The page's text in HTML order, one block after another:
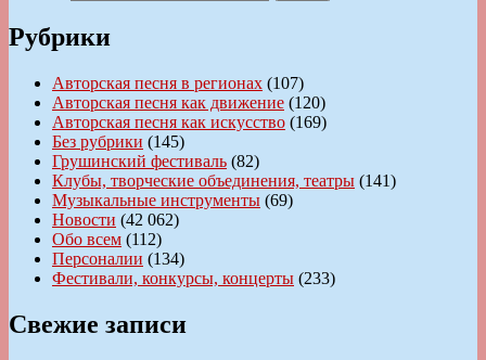
Рубрики
Авторская песня в регионах (107)
Авторская песня как движение (120)
Авторская песня как искусство (169)
Без рубрики (145)
Грушинский фестиваль (82)
Клубы, творческие объединения, театры (141)
Музыкальные инструменты (69)
Новости (42 062)
Обо всем (112)
Персоналии (134)
Фестивали, конкурсы, концерты (233)
Свежие записи